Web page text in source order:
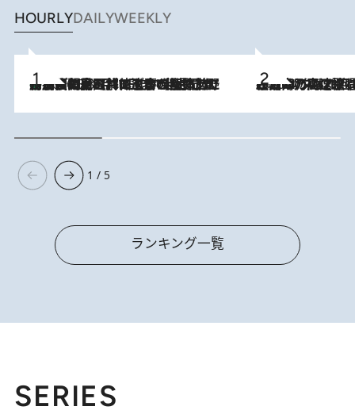
HOURLYDAILYWEEKLY
2026.8.8
「最後に見られてよかった」上野動物園の東園パンダ舎が解体前に特別公開。8月16日まで延長されたパネル展と共に辿る“半世紀”のパンダ飼育《解体工事の図面あり》 2026.8.7
「湘南乃風に憧れて」観客大盛上がりの“タオル回し”に、ラッパー顔負けの高速歌唱まで…さだまさし（74）のアグレッシブすぎる現在地
1 / 5
ランキング一覧
SERIES